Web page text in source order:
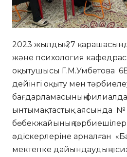
2023 жылдың 27
және психология
оқытушысы Г.М.Умбетова
дейінгі оқыту мен
бағдарламасының
ынтымақтастық аясында №
бөбекжайының
әдіскерлеріне арналған
мектепке дайындаудың